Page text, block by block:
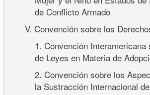
de Conflicto Armado
V. Convención sobre los
1. Convención
de Leyes en Materia de
2. Convención sobre los
la Sustracción Internacional